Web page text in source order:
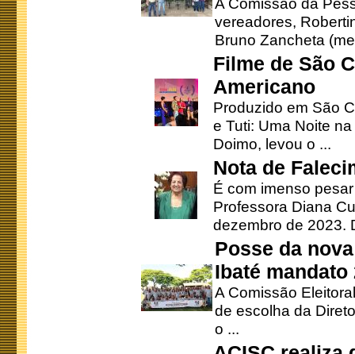
vereadores,
Bruno Zancheta
Filme de São
Americano
Produzido em São
e Tuti: Uma Noite
Doimo, levou o ...
Nota de
É com imenso
Professora Diana
dezembro de 2023.
Posse da
Ibaté mandato
A Comissão
de escolha da
o ...